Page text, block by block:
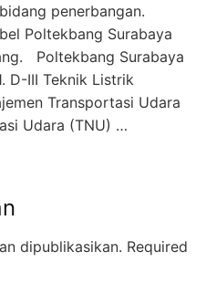
penerbangan.
Poltekbang Surabaya
Poltekbang Surabaya
D-III Teknik Listrik
Transportasi Udara
Udara (TNU) …
dipublikasikan. Required